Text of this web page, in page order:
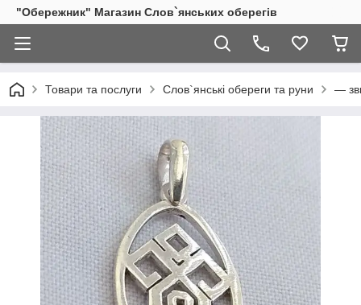
"Обережник" Магазин Слов`янських оберегів
Товари та послуги Слов`янські обереги та руни —